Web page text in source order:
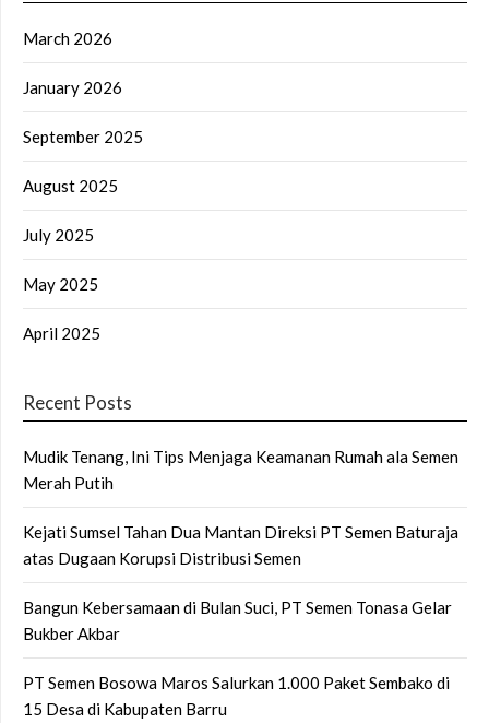
March 2026
January 2026
September 2025
August 2025
July 2025
May 2025
April 2025
Recent Posts
Mudik Tenang, Ini Tips Menjaga Keamanan Rumah ala Semen
Merah Putih
Kejati Sumsel Tahan Dua Mantan Direksi PT Semen Baturaja
atas Dugaan Korupsi Distribusi Semen
Bangun Kebersamaan di Bulan Suci, PT Semen Tonasa Gelar
Bukber Akbar
PT Semen Bosowa Maros Salurkan 1.000 Paket Sembako di
15 Desa di Kabupaten Barru